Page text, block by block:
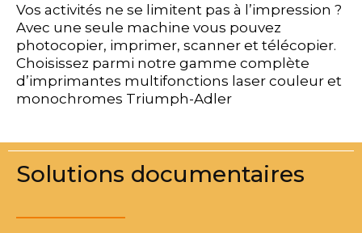
Vos activités ne se limitent pas à l’impression ?
Avec une seule machine vous pouvez
photocopier, imprimer, scanner et télécopier.
Choisissez parmi notre gamme complète
d’imprimantes multifonctions laser couleur et
monochromes Triumph-Adler
Solutions documentaires